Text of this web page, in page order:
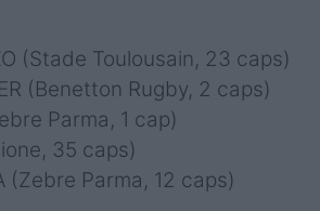
(Stade Toulousain, 23 caps)
(Benetton Rugby, 2 caps)
Parma, 1 cap)
35 caps)
(Zebre Parma, 12 caps)